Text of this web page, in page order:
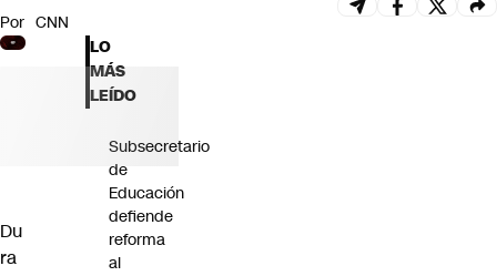
Por CNN
Du
ra
LO
MÁS
LEÍDO
Subsecretario
de
Educación
defiende
reforma
al